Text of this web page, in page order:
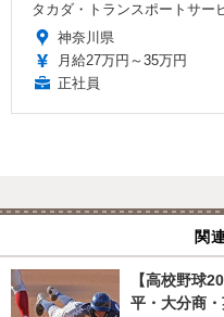
タカダ・トランスポートサー
神奈川県
月給27万円～35万円
正社員
関
【高校野球
平・大分商